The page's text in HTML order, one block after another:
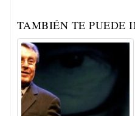
TAMBIÉN TE PUEDE